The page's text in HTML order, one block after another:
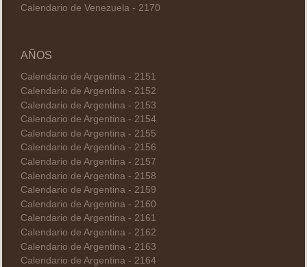
Calendario de Venezuela - 2170
AÑOS
Calendario de Argentina - 2151
Calendario de Argentina - 2152
Calendario de Argentina - 2153
Calendario de Argentina - 2154
Calendario de Argentina - 2155
Calendario de Argentina - 2156
Calendario de Argentina - 2157
Calendario de Argentina - 2158
Calendario de Argentina - 2159
Calendario de Argentina - 2160
Calendario de Argentina - 2161
Calendario de Argentina - 2162
Calendario de Argentina - 2163
Calendario de Argentina - 2164